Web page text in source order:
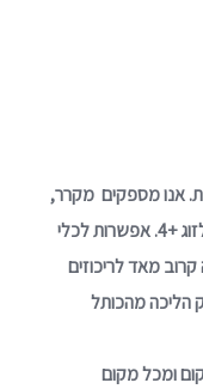
אנו מספקים מקרר,
פלטה, מיחם, וגז למעונינים לבשל. מתאים לזוג +4. אפשרות לכלי
מאד לריכוזים
(גור בעלז באיאן ועוד ועוד) 25 דק הליכה מהכותל
ומכל מקום